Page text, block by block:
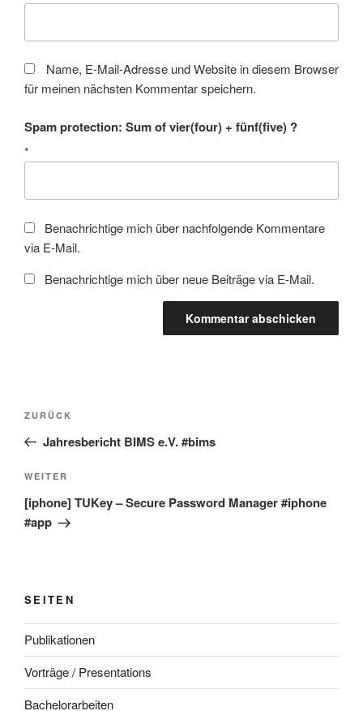
Name, E-Mail-Adresse und Website in diesem Browser
für meinen nächsten Kommentar speichern.
Spam protection: Sum of vier(four) + fünf(five) ?
*
Benachrichtige mich über nachfolgende Kommentare
via E-Mail.
Benachrichtige mich über neue Beiträge via E-Mail.
Beitragsnavigation
Vorheriger
Beitrag
ZURÜCK
Jahresbericht BIMS e.V. #bims
Nächster
Beitrag
WEITER
[iphone] TUKey – Secure Password Manager #iphone
#app
SEITEN
Publikationen
Vorträge / Presentations
Bachelorarbeiten